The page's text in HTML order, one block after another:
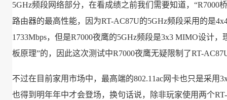
5GHz频段网络部分，在看成绩之前我们需要知道，“R7000
路由器的最高性能，因为RT-AC87U的5GHz频段采用的是
1733Mbps，但是R7000夜鹰的5GHz频段是3x3 MIMO设计
板原理”的，因此这次测试中R7000夜鹰无疑限制了RT-
不过在目前家用市场中，最高端的802.11ac网卡也只是采
也得到明年年中才会登场，换句话说，除非玩家使用两个